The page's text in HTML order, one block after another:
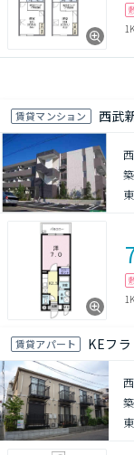
1K
賃貸マンション 西武
1K
賃貸アパート KEフ